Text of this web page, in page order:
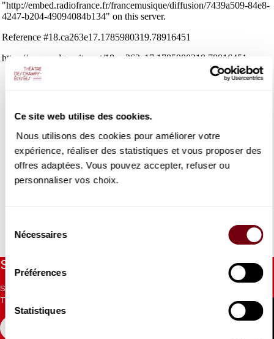
Ce site web utilise des cookies.
Nous utilisons des cookies pour améliorer votre
expérience, réaliser des statistiques et vous proposer des
offres adaptées. Vous pouvez accepter, refuser ou
personnaliser vos choix.
Nécessaires
Préférences
Statistiques
À la lumière de Beethoven
Jonathan Biss est un fin connaisseur des partitions de
Beethoven, Schubert et Schumann. Retour sur le parcours de
ce pianiste aussi avide d'exigence que de discrétion.
DETAILS
Stay informed
Sign up for the newsletter to receive updates from the
Theatre.